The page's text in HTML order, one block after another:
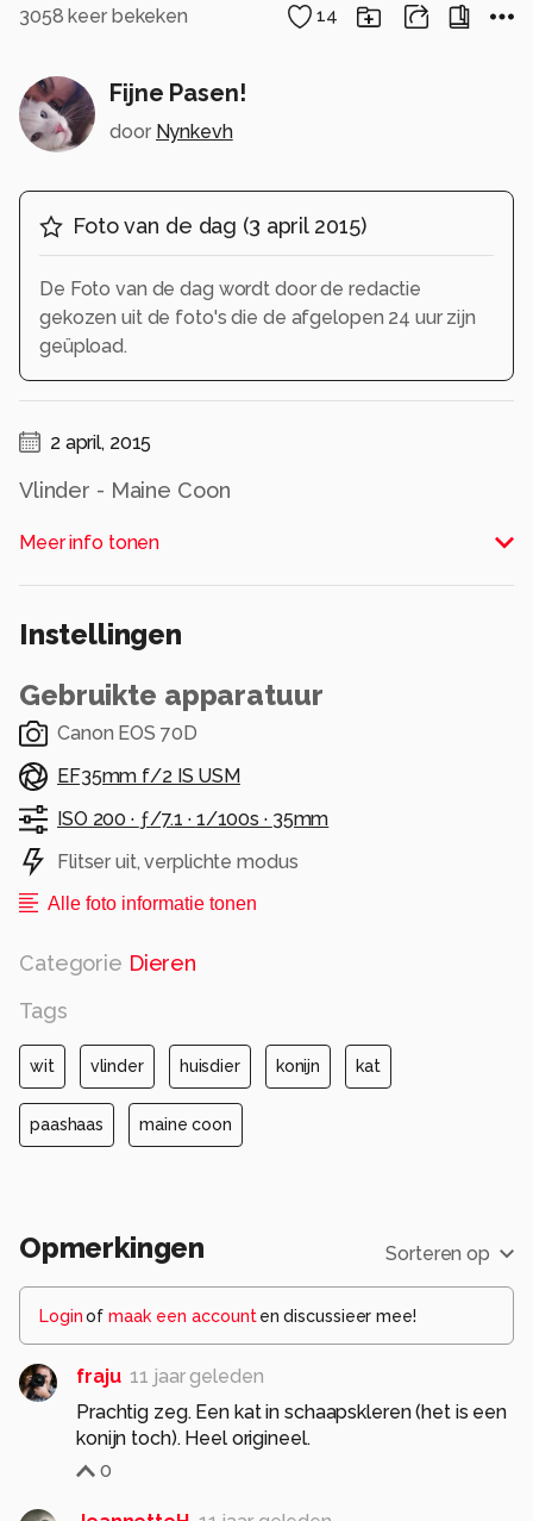
3058 keer bekeken 14
Fijne Pasen!
door Nynkevh
Foto van de dag (3 april 2015)
De Foto van de dag wordt door de redactie
gekozen uit de foto's die de afgelopen 24 uur zijn
geüpload.
2 april, 2015
Vlinder - Maine Coon
Alle rechten voorbehouden
Meer info tonen
Instellingen
Gebruikte apparatuur
Canon EOS 70D
EF35mm f/2 IS USM
ISO 200 · ƒ/7.1 · 1/100s · 35mm
Flitser uit, verplichte modus
Alle foto informatie tonen
Categorie Dieren
Tags
wit vlinder huisdier konijn kat
paashaas maine coon
Opmerkingen Sorteren op
Loginof maak een account en discussieer mee!
fraju 11 jaar geleden
Prachtig zeg. Een kat in schaapskleren (het is een
konijn toch). Heel origineel.
0